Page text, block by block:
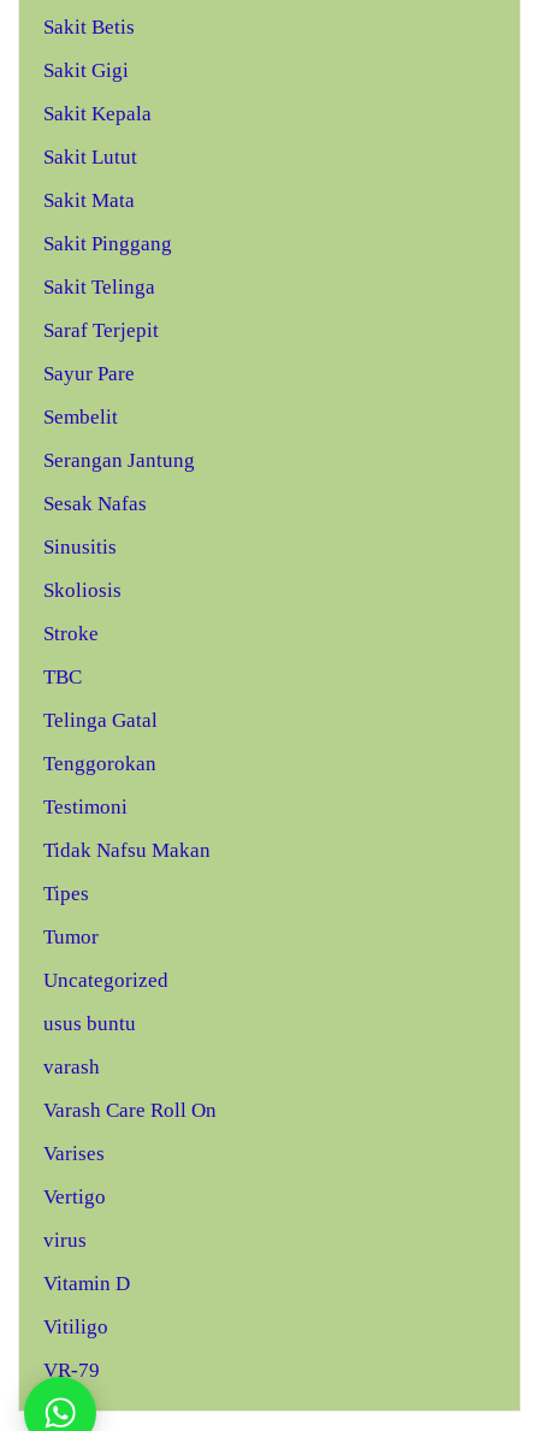
Sakit Betis
Sakit Gigi
Sakit Kepala
Sakit Lutut
Sakit Mata
Sakit Pinggang
Sakit Telinga
Saraf Terjepit
Sayur Pare
Sembelit
Serangan Jantung
Sesak Nafas
Sinusitis
Skoliosis
Stroke
TBC
Telinga Gatal
Tenggorokan
Testimoni
Tidak Nafsu Makan
Tipes
Tumor
Uncategorized
usus buntu
varash
Varash Care Roll On
Varises
Vertigo
virus
Vitamin D
Vitiligo
VR-79